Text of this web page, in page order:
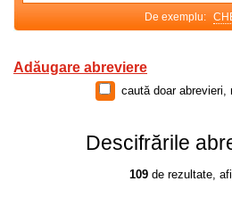
De exemplu:
Adăugare abreviere
caută doar abrevieri,
Descifrările
109 de rezultate,